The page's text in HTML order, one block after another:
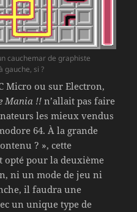
cauchemar de graphiste
gauche, si ?
Micro ou sur Electron,
Mania !!n’allait pas faire
les mieux vendus
64. À la grande
? », cette
opté pour la deuxième
ni un mode de jeu ni
il faudra une
un unique type de